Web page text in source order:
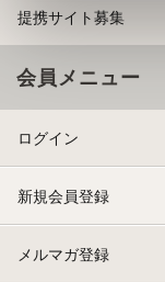
提携サイト募集
会員メニュー
ログイン
新規会員登録
メルマガ登録